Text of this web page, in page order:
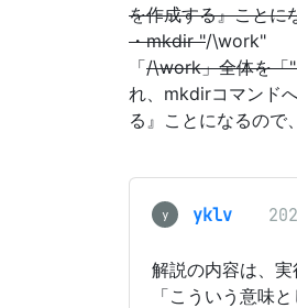
を作成する』ことに
・mkdir "/\work"
「/\work」全体を「"
れ、mkdirコマンド
る』ことになるので
y yklv
解説の内容は、
「こういう意味